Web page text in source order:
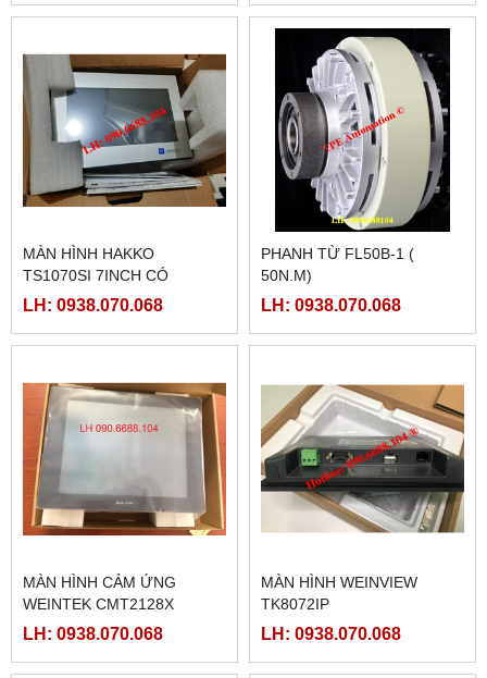
MÀN HÌNH HAKKO
TS1070SI 7INCH CÓ
ETHERNET
LH: 0938.070.068
PHANH TỪ FL50B-1 (
50N.M)
LH: 0938.070.068
MÀN HÌNH CẢM ỨNG
WEINTEK CMT2128X
LH: 0938.070.068
MÀN HÌNH WEINVIEW
TK8072IP
LH: 0938.070.068